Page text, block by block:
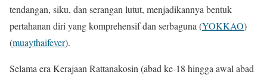
tendangan, siku, dan serangan lutut, menjadikannya bentuk
pertahanan diri yang komprehensif dan serbaguna​(YOKKAO)
(muaythaifever)​.
Selama era Kerajaan Rattanakosin (abad ke-18 hingga awal abad